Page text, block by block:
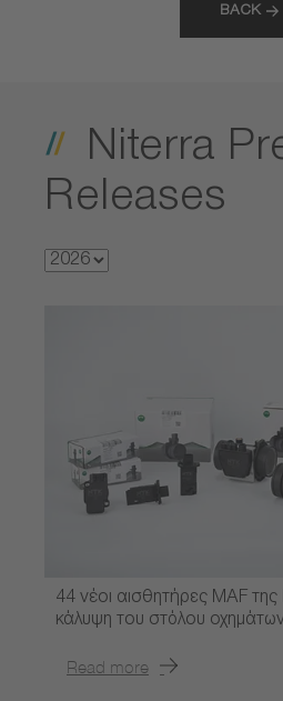
BACK
Niterra
Releases
44 νέοι αισθητήρες MAF
κάλυψη του στόλου
Read more